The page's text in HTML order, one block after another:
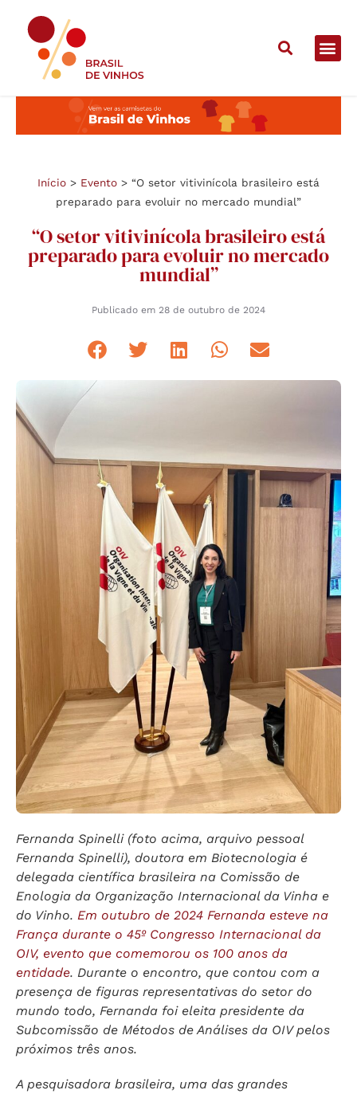
Início > Evento > “O setor vitivinícola brasileiro está
preparado para evoluir no mercado mundial”
“O setor vitivinícola brasileiro está
preparado para evoluir no mercado
mundial”
Publicado em 28 de outubro de 2024
Fernanda Spinelli (foto acima, arquivo pessoal
Fernanda Spinelli), doutora em Biotecnologia é
delegada científica brasileira na Comissão de
Enologia da Organização Internacional da Vinha e
do Vinho. Em outubro de 2024 Fernanda esteve na
França durante o 45º Congresso Internacional da
OIV, evento que comemorou os 100 anos da
entidade. Durante o encontro, que contou com a
presença de figuras representativas do setor do
mundo todo, Fernanda foi eleita presidente da
Subcomissão de Métodos de Análises da OIV pelos
próximos três anos.
A pesquisadora brasileira, uma das grandes